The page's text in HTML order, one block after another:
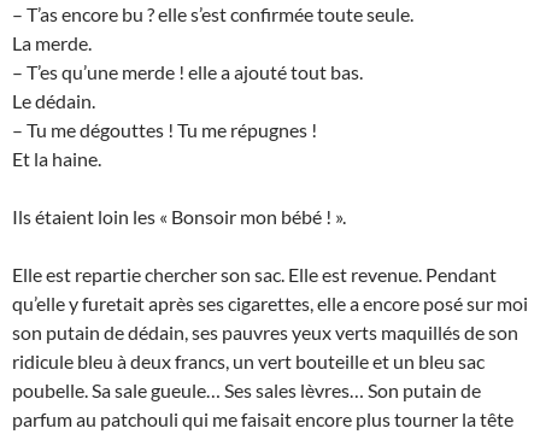
– T’as encore bu ? elle s’est confirmée toute seule.
La merde.
– T’es qu’une merde ! elle a ajouté tout bas.
Le dédain.
– Tu me dégouttes ! Tu me répugnes !
Et la haine.
Ils étaient loin les « Bonsoir mon bébé ! ».
Elle est repartie chercher son sac. Elle est revenue. Pendant
qu’elle y furetait après ses cigarettes, elle a encore posé sur moi
son putain de dédain, ses pauvres yeux verts maquillés de son
ridicule bleu à deux francs, un vert bouteille et un bleu sac
poubelle. Sa sale gueule… Ses sales lèvres… Son putain de
parfum au patchouli qui me faisait encore plus tourner la tête